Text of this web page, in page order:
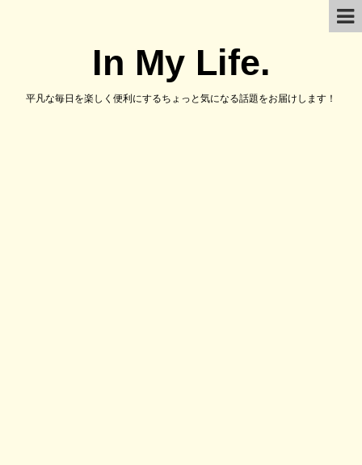
In My Life.
平凡な毎日を楽しく便利にするちょっと気になる話題をお届けします！